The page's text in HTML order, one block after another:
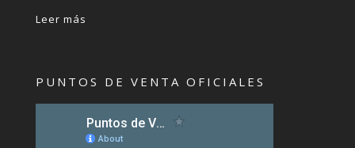
Leer más
PUNTOS DE VENTA OFICIALES